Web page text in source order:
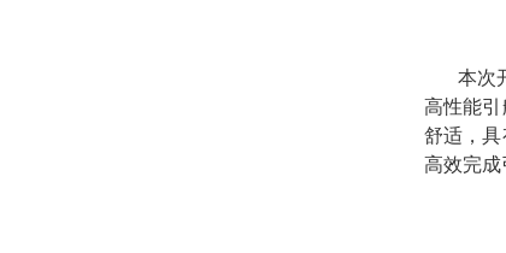
本次开
高性能
舒适，
高效完成